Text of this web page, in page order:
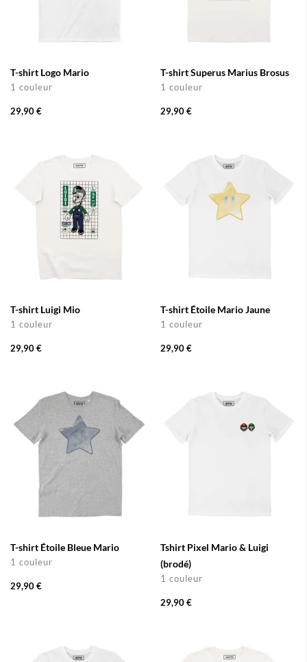
T-shirt Logo Mario
1 couleur
29,90 €
T-shirt Superus Marius Brosus
1 couleur
29,90 €
T-shirt Luigi Mio
1 couleur
29,90 €
T-shirt Étoile Mario Jaune
1 couleur
29,90 €
T-shirt Étoile Bleue Mario
1 couleur
29,90 €
Tshirt Pixel Mario & Luigi
(brodé)
1 couleur
29,90 €